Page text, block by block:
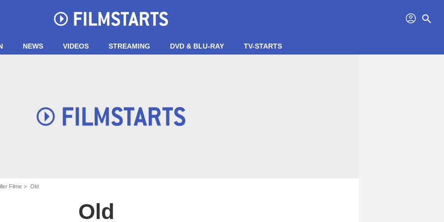
profil search
NEWS VIDEOS STREAMING DVD & BLU-RAY TV-STARTS
Filme Old
Old